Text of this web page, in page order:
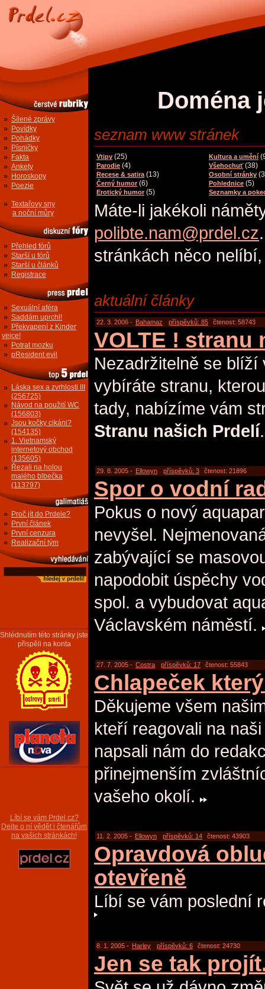
» Šílené zprávy
» Povídky
» Pohádky
» Písničky
» Fakta
» Ankety
» Horoskopy
» Poezie
» Textařovy sny
a noční můry
» Přehled fórů
» Starší u fórů
» Starší u článků
» Registrace
» Sexuální aféra
» Saddám uprchl!
» Překvapení z Kinder
vejce!
» Potrat mozku
» pResident evil
» Láska sex a zvrhlosti III
(256725)
» Návod na použití WC
(156803)
» Jsou kočky cikáni?
(154135)
» 1. Vietnamský
internetový obchod
(135605)
» Řezali na holou
malého blbečka
(113797)
» Proč jít do Prdele?
» První článek
» První cenzura
» Realizační tým
Shlédnutím této stránky jste
přispěli na konta
Líbí se vám Prdel.cz?
Dejte o ní vědět i čtenářům
na vašich stránkách!
Doména
seznam www stránek
Vtipy (25)
Parodie (4)
Recese & satira(13)
Černý humor(6)
Erotický humor(5)
Kultura a umění
Všehochuť(38)
Osobní stránky
Pohlednice (5)
Seznamky a
Máte-li jakékoli
polibte.nam@prdel.cz
stránkách něco
aktuální články
22. 3. 2006 - Bahamaz příspěvků: 85 čtenost: 58743
VOLTE ! stranu
Nezadržitelně se blíží
vybíráte stranu,
tady, nabízíme vám
Stranu našich Prdelí.
29. 8. 2005 - Ellowyn příspěvků: 3 čtenost: 21896
Spor o vodní
Pokus o nový
nevyšel.
zabývající se
napodobit úspěchy
spol. a vybudovat
Václavském náměstí.
27. 7. 2005 - Costra příspěvků: 17 čtenost: 55843
Chlapeček
Děkujeme všem
kteří reagovali na
napsali nám do
přinejmenším
vašeho okolí.
11. 2. 2005 - Ellowyn příspěvků: 14 čtenost: 43903
Opravdová
otevřeně
Líbí se vám poslední
8. 1. 2005 - Harley příspěvků: 6 čtenost: 24730
Jen se tak